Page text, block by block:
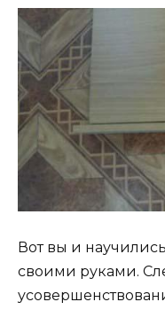
Вот вы и
своими руками.